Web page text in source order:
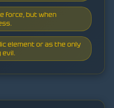
force, but when
element or as the only
evil.